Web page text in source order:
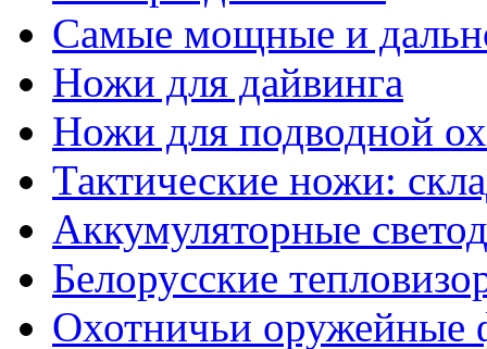
Самые мощные и
Ножи для дайвинга
Ножи для подводной
Тактические ножи:
Аккумуляторные
Белорусские
Охотничьи оружейные